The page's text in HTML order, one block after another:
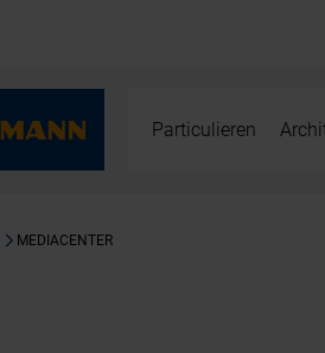
Particulieren
MEDIACENTER